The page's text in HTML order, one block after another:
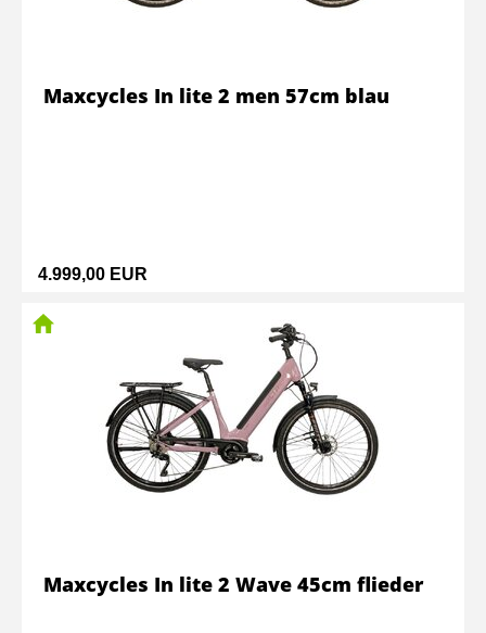
4.999,00 EUR
Maxcycles In lite 2 men 57cm blau
Maxcycles In lite 2 Wave 45cm flieder